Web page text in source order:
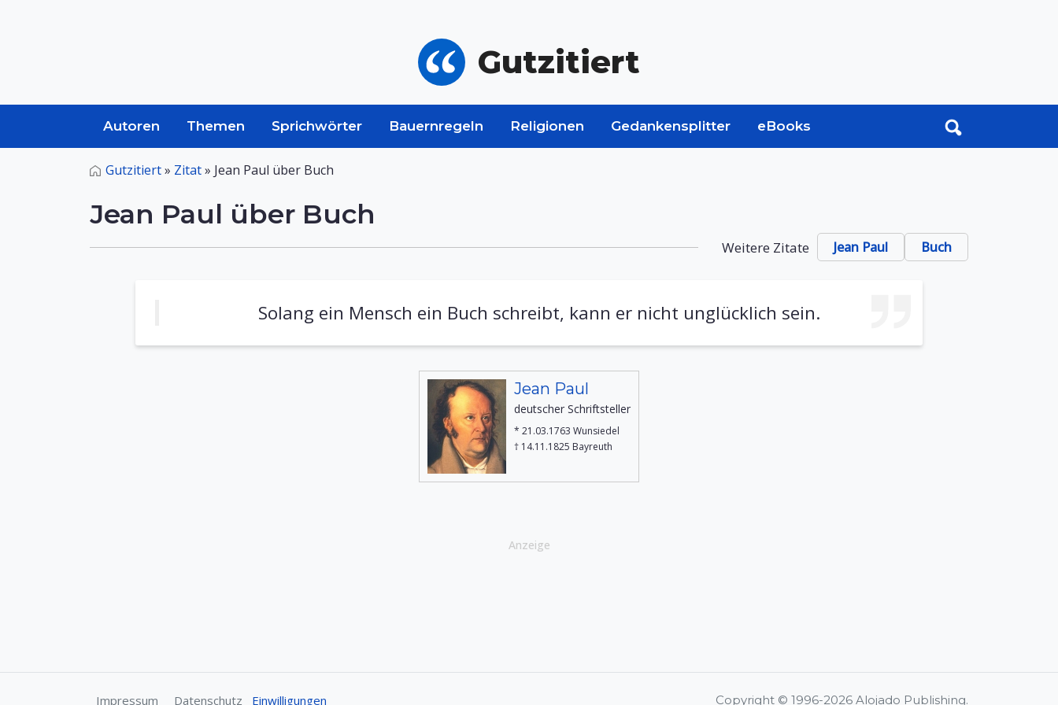
Gutzitiert
Autoren Themen Sprichwörter Bauernregeln Religionen Gedankensplitter eBooks
Gutzitiert» Zitat» Jean Paul über Buch
Jean Paul über Buch
Weitere Zitate Jean Paul Buch
Solang ein Mensch ein Buch schreibt, kann er nicht unglücklich sein.
Jean Paul
deutscher Schriftsteller
* 21.03.1763 Wunsiedel
† 14.11.1825 Bayreuth
Anzeige
Impressum Datenschutz Einwilligungen Copyright © 1996-2026 Alojado Publishing.